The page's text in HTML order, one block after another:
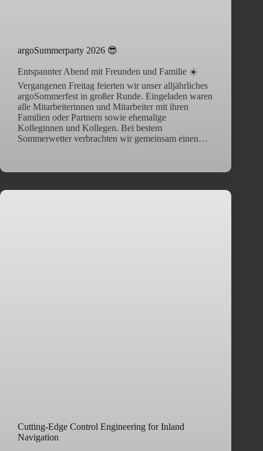
argoSummerparty 2026 😎
Entspannter Abend mit Freunden und Familie ☀️
Vergangenen Freitag feierten wir unser alljährliches
argoSommerfest in großer Runde. Eingeladen waren
alle Mitarbeiterinnen und Mitarbeiter mit ihren
Familien oder Partnern sowie ehemalige
Kolleginnen und Kollegen. Bei bestem
Sommerwetter verbrachten wir gemeinsam einen…
Cutting-Edge Control Engineering for Inland
Navigation